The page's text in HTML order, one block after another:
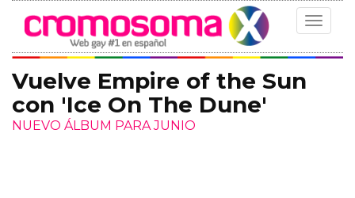
Toggle
Vuelve Empire of the Sun
con 'Ice On The Dune'
NUEVO ÁLBUM PARA JUNIO